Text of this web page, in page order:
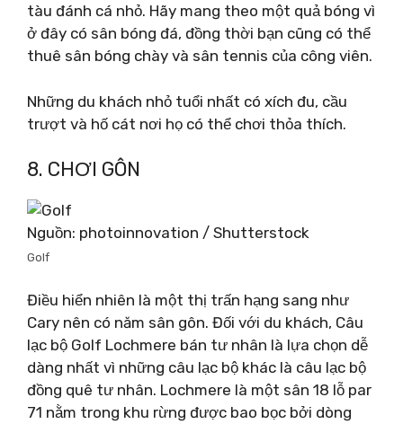
tàu đánh cá nhỏ. Hãy mang theo một quả bóng vì
ở đây có sân bóng đá, đồng thời bạn cũng có thể
thuê sân bóng chày và sân tennis của công viên.
Những du khách nhỏ tuổi nhất có xích đu, cầu
trượt và hố cát nơi họ có thể chơi thỏa thích.
8. CHƠI GÔN
Nguồn: photoinnovation / Shutterstock
Golf
Điều hiển nhiên là một thị trấn hạng sang như
Cary nên có năm sân gôn. Đối với du khách, Câu
lạc bộ Golf Lochmere bán tư nhân là lựa chọn dễ
dàng nhất vì những câu lạc bộ khác là câu lạc bộ
đồng quê tư nhân. Lochmere là một sân 18 lỗ par
71 nằm trong khu rừng được bao bọc bởi dòng